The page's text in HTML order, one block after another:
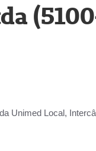
Unimed Local,